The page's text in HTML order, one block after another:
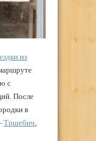
из
с
После
в
Тршебич